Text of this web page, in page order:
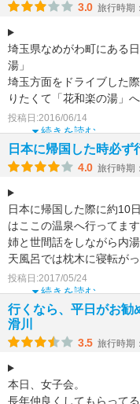
3.0 旅行時期
埼玉県なめがわ町にある
湯」
埼玉方面をドライブした
りたくて「花和楽の湯」
岩盤浴も楽しめるようで
余裕がなか続きを読む
投稿日:2016/06/14
日本に帰国した時必ず
4.0 旅行時期
日本に帰国した際に約10
はここの温泉へ行ってます
姉と世間話をしながら内
天風呂では枕木に寝転が
びします。岩盤浴もあるし
続きを読む
投稿日:2017/05/24
行くなら、平日がお勧
滑川
3.5 旅行時期
本日、女子会。
長年仲良くしてもらって